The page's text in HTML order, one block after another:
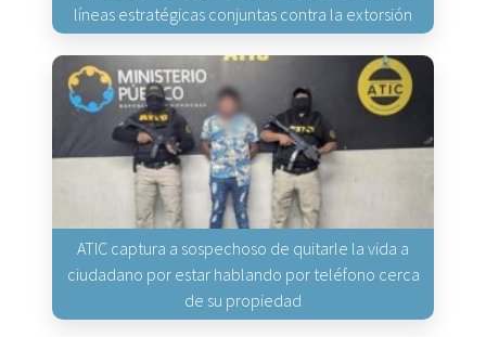
líneas estratégicas conjuntas contra la extorsión
ATIC captura a sospechoso de quitarle la vida a
ciudadano por estar hablando por teléfono cerca
de su propiedad